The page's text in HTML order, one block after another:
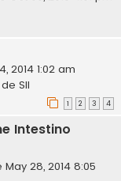
2014 1:02 am
SII
1 2 3 4
Intestino
May 28, 2014 8:05